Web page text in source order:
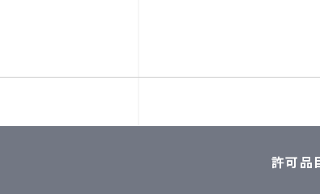
許可品